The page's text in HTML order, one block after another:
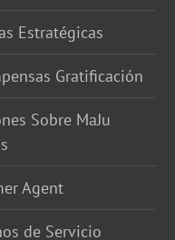
Estratégicas
Gratificación
Sobre MaJu
Agent
de Servicio